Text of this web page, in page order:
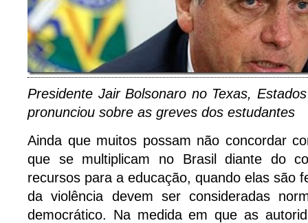
Presidente Jair Bolsonaro no Texas,
pronunciou sobre as greves dos estudantes
Ainda que muitos possam não concordar
que se multiplicam no Brasil diante do
recursos para a educação, quando elas são
da violência devem ser consideradas
democrático. Na medida em que as